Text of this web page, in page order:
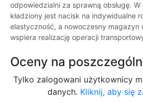
odpowiedzialni za sprawną obsługę. W
kładziony jest nacisk na indywidualne
elastyczność, a nowoczesny magazyn
wspiera realizację operacji
Oceny na
Tylko zalogowani użytkownicy
danych. Kliknij, aby się